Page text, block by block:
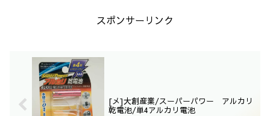
スポンサーリンク
[メ]大創産業/スーパーパワー アルカリ
乾電池/単4アルカリ電池